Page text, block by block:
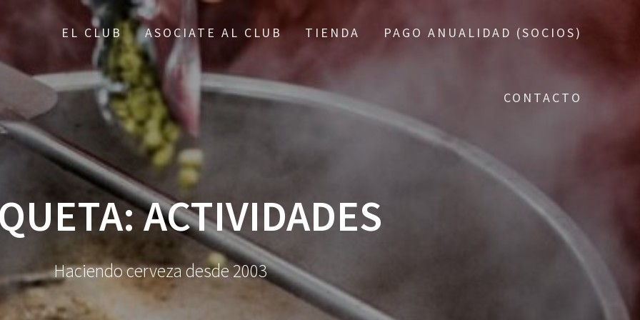
EL CLUB ASOCIATE AL CLUB TIENDA PAGO ANUALIDAD (SOCIOS)
CONTACTO
ACTIVIDADES
Haciendo cerveza desde 2003